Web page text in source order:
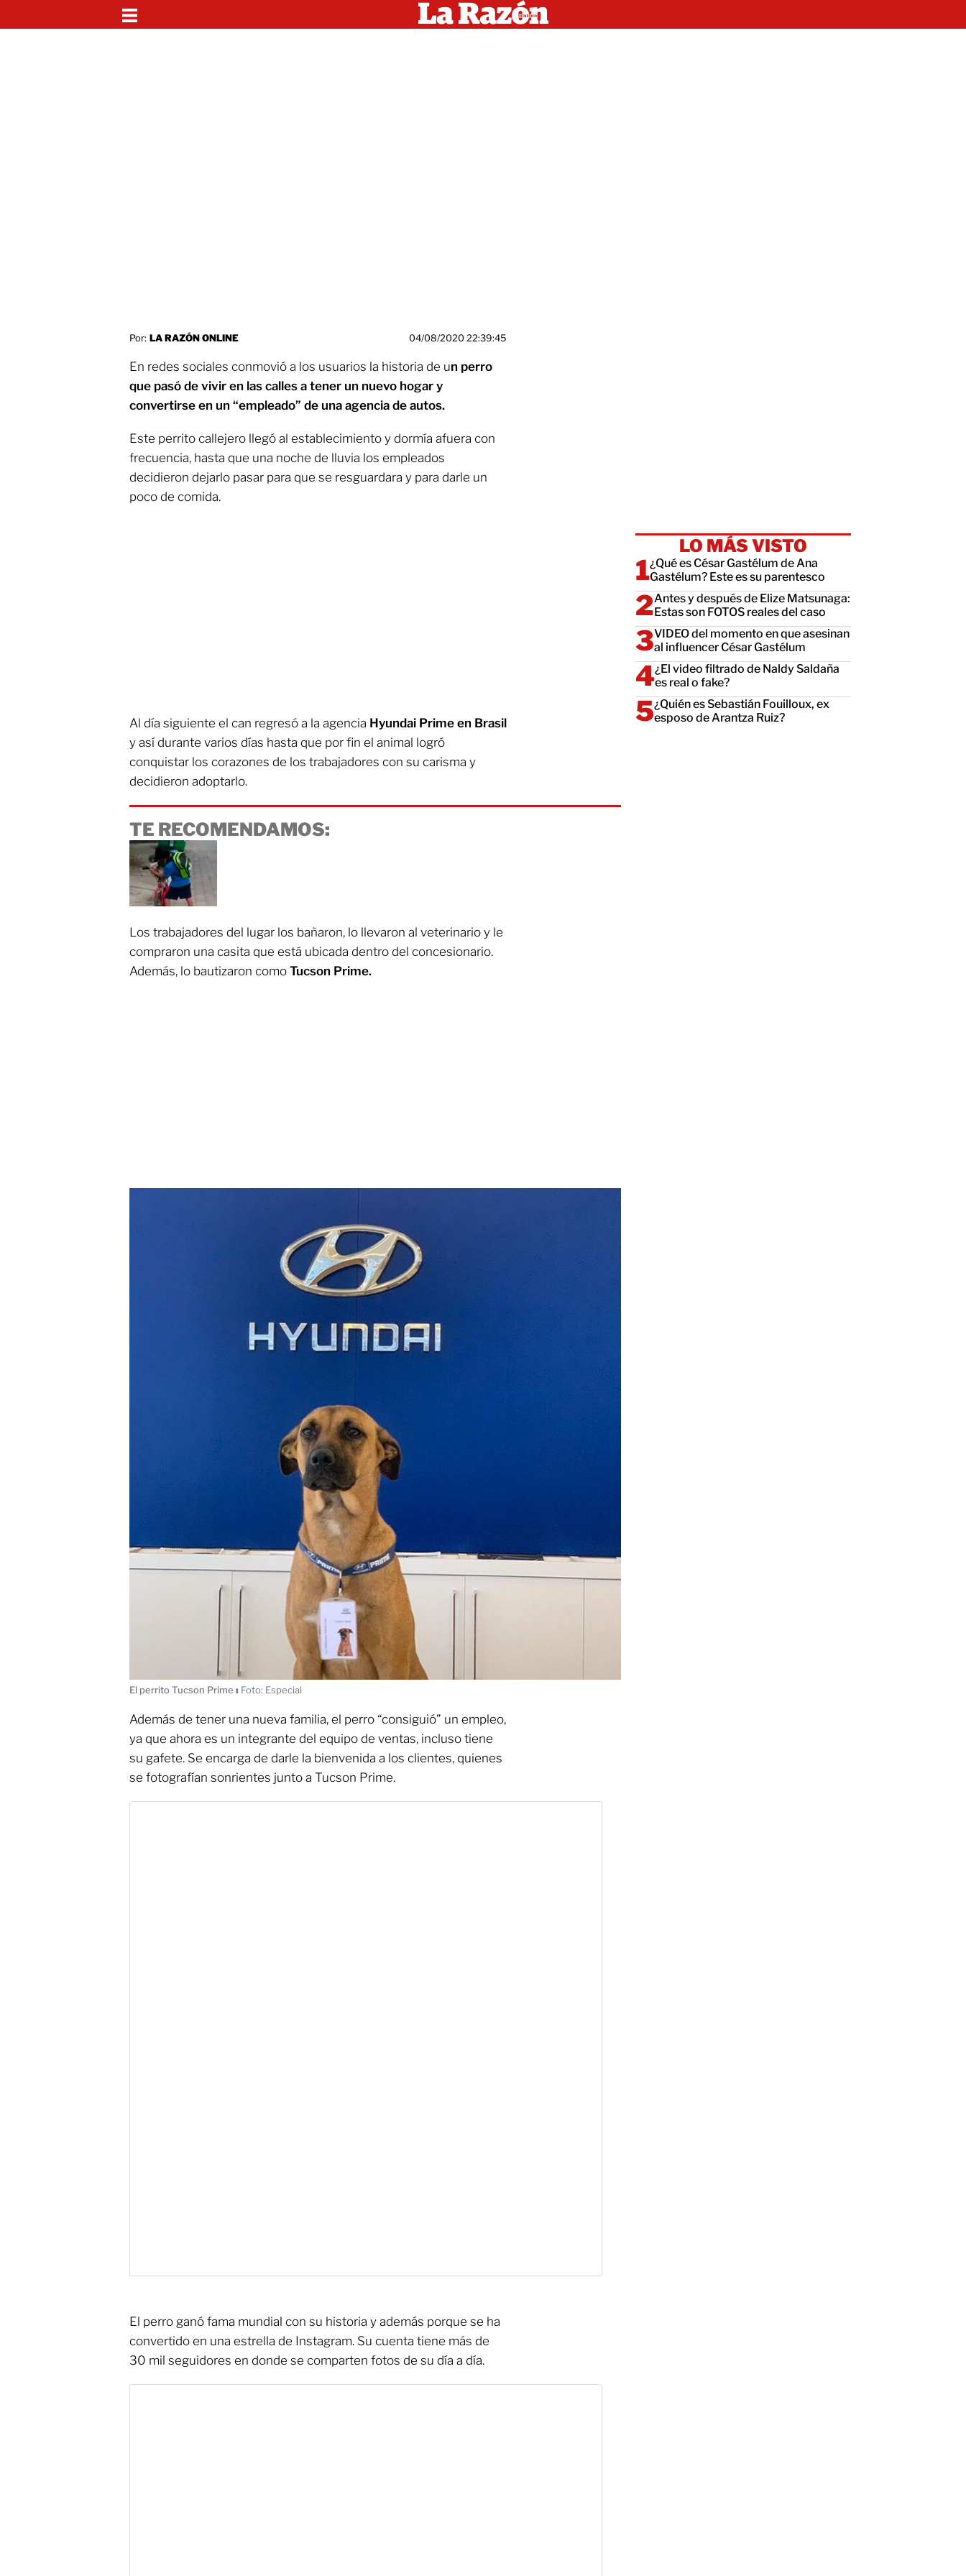
Por: LA RAZÓN ONLINE 04/08/2020 22:39:45
En redes sociales conmovió a los usuarios la historia de un perro
que pasó de vivir en las calles a tener un nuevo hogar y
convertirse en un “empleado” de una agencia de autos.
Este perrito callejero llegó al establecimiento y dormía afuera con
frecuencia, hasta que una noche de lluvia los empleados
decidieron dejarlo pasar para que se resguardara y para darle un
poco de comida.
Al día siguiente el can regresó a la agencia Hyundai Prime en Brasil
y así durante varios días hasta que por fin el animal logró
conquistar los corazones de los trabajadores con su carisma y
decidieron adoptarlo.
TE RECOMENDAMOS:
Los trabajadores del lugar los bañaron, lo llevaron al veterinario y le
compraron una casita que está ubicada dentro del concesionario.
Además, lo bautizaron como Tucson Prime.
El perrito Tucson Prime ı Foto: Especial
Además de tener una nueva familia, el perro “consiguió” un empleo,
ya que ahora es un integrante del equipo de ventas, incluso tiene
su gafete. Se encarga de darle la bienvenida a los clientes, quienes
se fotografían sonrientes junto a Tucson Prime.
El perro ganó fama mundial con su historia y además porque se ha
convertido en una estrella de Instagram. Su cuenta tiene más de
30 mil seguidores en donde se comparten fotos de su día a día.
LO MÁS VISTO
¿Qué es César Gastélum de Ana
Gastélum? Este es su parentesco
Antes y después de Elize Matsunaga:
Estas son FOTOS reales del caso
VIDEO del momento en que asesinan
al influencer César Gastélum
¿El video filtrado de Naldy Saldaña
es real o fake?
¿Quién es Sebastián Fouilloux, ex
esposo de Arantza Ruiz?